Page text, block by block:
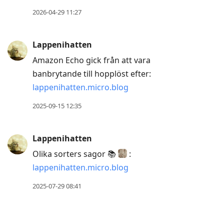
post,
Arrow
post,
2026-04-29 11:27
Lappenihatten
Amazon Echo gick från att vara
banbrytande till hopplöst efter:
lappenihatten.micro.blog
2025-09-15 12:35
Lappenihatten
Olika sorters sagor 📚
:
lappenihatten.micro.blog
2025-07-29 08:41